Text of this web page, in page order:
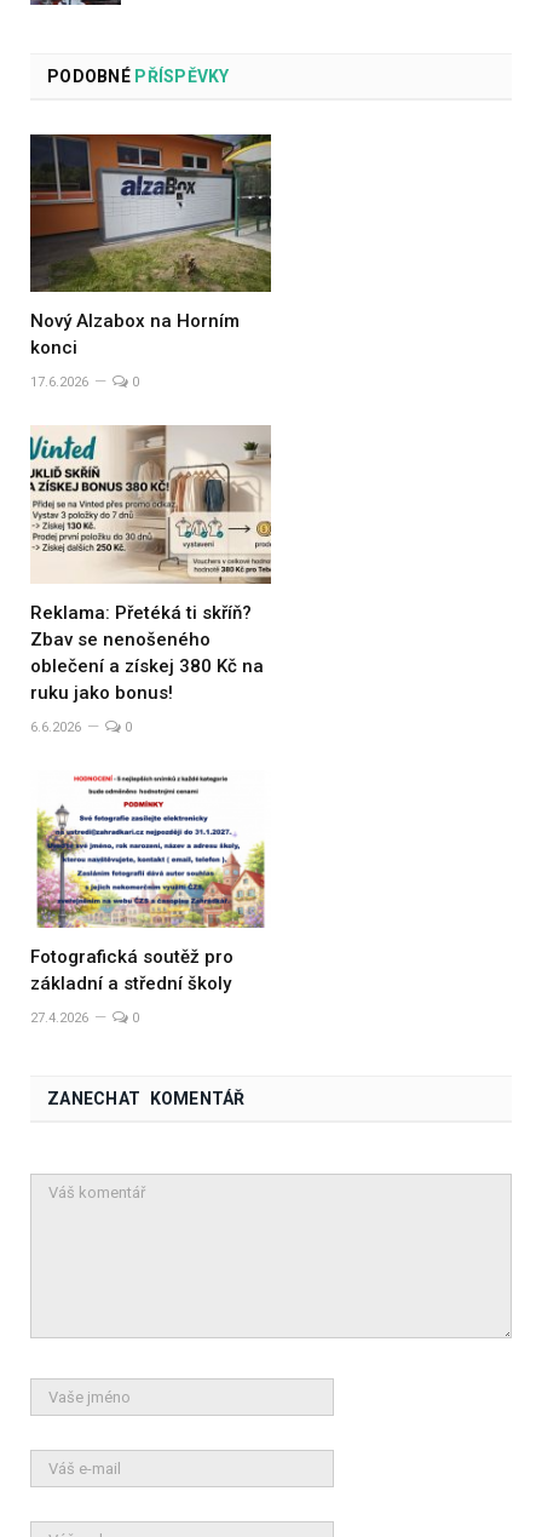
PODOBNÉPŘÍSPĚVKY
Nový Alzabox na Horním
konci
17.6.2026 0
Reklama: Přetéká ti skříň?
Zbav se nenošeného
oblečení a získej 380 Kč na
ruku jako bonus!
6.6.2026 0
Fotografická soutěž pro
základní a střední školy
27.4.2026 0
ZANECHAT KOMENTÁŘ